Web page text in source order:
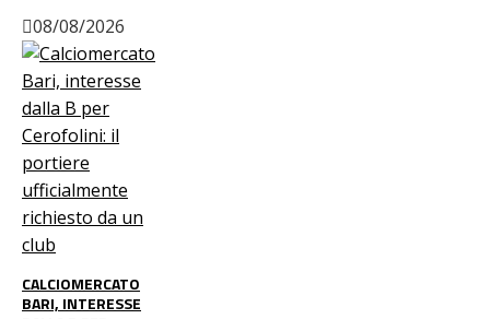
08/08/2026
CALCIOMERCATO
BARI, INTERESSE